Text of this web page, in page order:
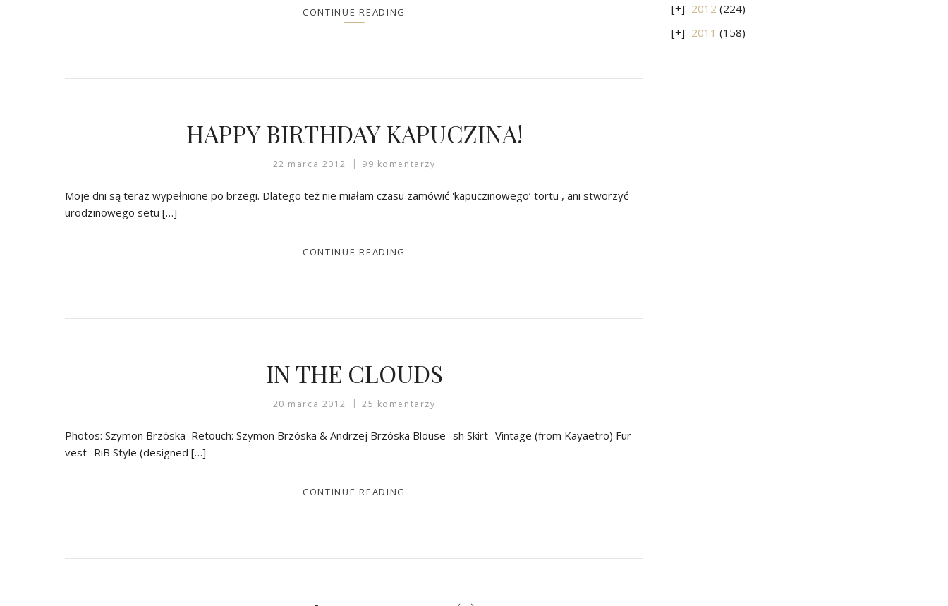
CONTINUE READING
HAPPY BIRTHDAY KAPUCZINA!
22 marca 2012 99 komentarzy
Moje dni są teraz wypełnione po brzegi. Dlatego też nie miałam czasu zamówić 'kapuczinowego’ tortu , ani stworzyć
urodzinowego setu […]
CONTINUE READING
IN THE CLOUDS
20 marca 2012 25 komentarzy
Photos: Szymon Brzóska Retouch: Szymon Brzóska & Andrzej Brzóska Blouse- sh Skirt- Vintage (from Kayaetro) Fur
vest- RiB Style (designed […]
CONTINUE READING
2012 (224)
2011 (158)